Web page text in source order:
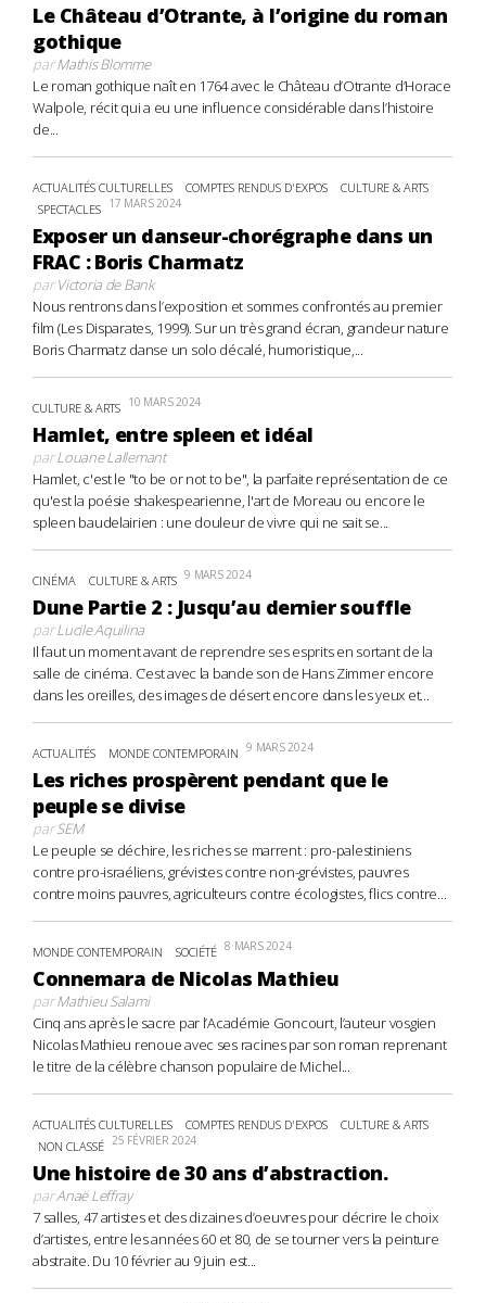
Le Château d’Otrante, à l’origine du roman
gothique
parMathis Blomme
Le roman gothique naît en 1764 avec le Château d’Otrante d’Horace
Walpole, récit qui a eu une influence considérable dans l’histoire
de...
ACTUALITÉS CULTURELLES COMPTES RENDUS D'EXPOS
CULTURE & ARTS
SPECTACLES 17 MARS 2024
Exposer un danseur-chorégraphe dans un
FRAC : Boris Charmatz
parVictoria de Bank
Nous rentrons dans l’exposition et sommes confrontés au premier
film (Les Disparates, 1999). Sur un très grand écran, grandeur nature
Boris Charmatz danse un solo décalé, humoristique,...
CULTURE & ARTS 10 MARS 2024
Hamlet, entre spleen et idéal
parLouane Lallemant
Hamlet, c'est le "to be or not to be", la parfaite représentation de ce
qu'est la poésie shakespearienne, l'art de Moreau ou encore le
spleen baudelairien : une douleur de vivre qui ne sait se...
CINÉMA CULTURE & ARTS 9 MARS 2024
Dune Partie 2 : Jusqu’au dernier souffle
parLucile Aquilina
Il faut un moment avant de reprendre ses esprits en sortant de la
salle de cinéma. C’est avec la bande son de Hans Zimmer encore
dans les oreilles, des images de désert encore dans les yeux et...
ACTUALITÉS MONDE CONTEMPORAIN 9 MARS 2024
Les riches prospèrent pendant que le
peuple se divise
parSEM
Le peuple se déchire, les riches se marrent : pro-palestiniens
contre pro-israéliens, grévistes contre non-grévistes, pauvres
contre moins pauvres, agriculteurs contre écologistes, flics contre...
MONDE CONTEMPORAIN SOCIÉTÉ 8 MARS 2024
Connemara de Nicolas Mathieu
parMathieu Salami
Cinq ans après le sacre par l’Académie Goncourt, l’auteur vosgien
Nicolas Mathieu renoue avec ses racines par son roman reprenant
le titre de la célèbre chanson populaire de Michel...
ACTUALITÉS CULTURELLES COMPTES RENDUS D'EXPOS
CULTURE & ARTS
NON CLASSÉ 25 FÉVRIER 2024
Une histoire de 30 ans d’abstraction.
parAnaë Leffray
7 salles, 47 artistes et des dizaines d’oeuvres pour décrire le choix
d’artistes, entre les années 60 et 80, de se tourner vers la peinture
abstraite. Du 10 février au 9 juin est...